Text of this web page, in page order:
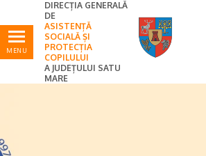
MENU
DIRECȚIA GENERALĂ
DE
ASISTENȚĂ
SOCIALĂ ȘI
PROTECȚIA
COPILULUI
A JUDEȚULUI SATU
MARE
Ultimele